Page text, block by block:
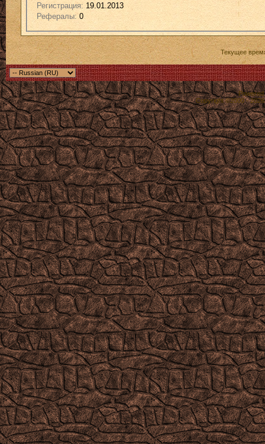
Регистрация: 19.01.2013
Рефералы:0
Текущее
Powered
Copyright ©2000 -